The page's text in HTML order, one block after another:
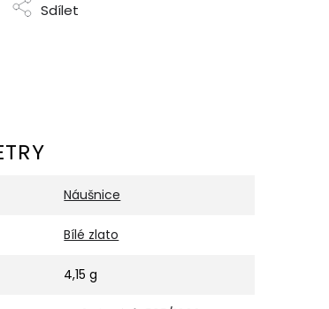
Sdílet
Náušnice
Bílé zlato
4,15 g